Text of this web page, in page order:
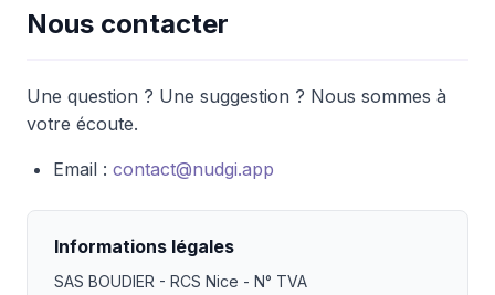
Nous contacter
Une question ? Une suggestion ? Nous sommes à
votre écoute.
Email : contact@nudgi.app
Informations légales
SAS BOUDIER - RCS Nice - N° TVA